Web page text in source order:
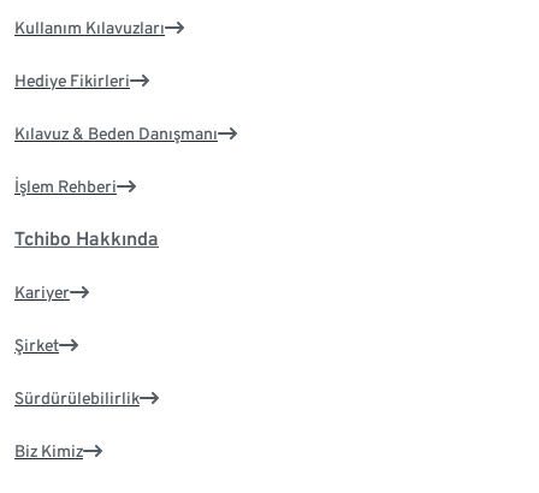
Kullanım Kılavuzları
Hediye Fikirleri
Kılavuz & Beden Danışmanı
İşlem Rehberi
Tchibo Hakkında
Kariyer
Şirket
Sürdürülebilirlik
Biz Kimiz